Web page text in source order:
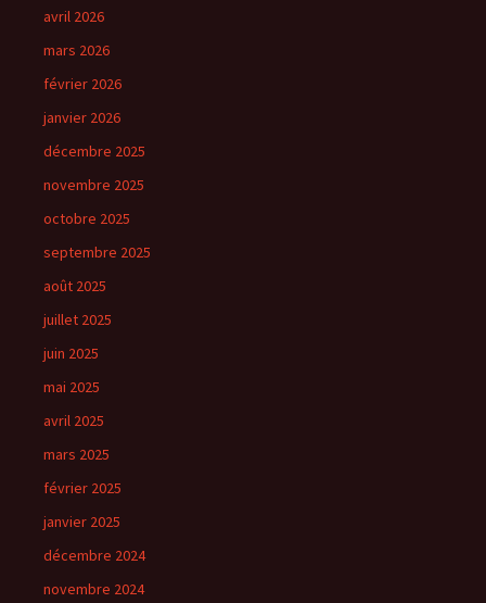
avril 2026
mars 2026
février 2026
janvier 2026
décembre 2025
novembre 2025
octobre 2025
septembre 2025
août 2025
juillet 2025
juin 2025
mai 2025
avril 2025
mars 2025
février 2025
janvier 2025
décembre 2024
novembre 2024